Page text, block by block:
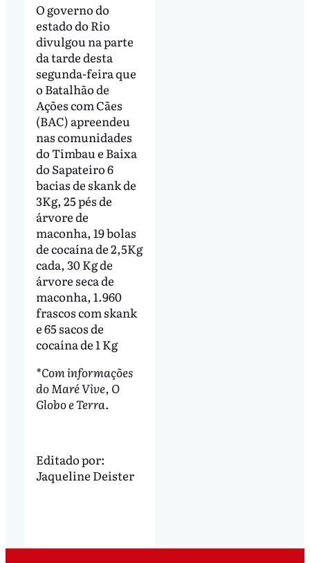
O governo do
estado do Rio
divulgou na parte
da tarde desta
segunda-feira que
o Batalhão de
Ações com Cães
(BAC) apreendeu
nas comunidades
do Timbau e Baixa
do Sapateiro 6
bacias de skank de
3Kg, 25 pés de
árvore de
maconha, 19 bolas
de cocaína de 2,5Kg
cada, 30 Kg de
árvore seca de
maconha, 1.960
frascos com skank
e 65 sacos de
cocaína de 1 Kg
*Com informações
do Maré Vive, O
Globo e Terra.
Editado por:
Jaqueline Deister